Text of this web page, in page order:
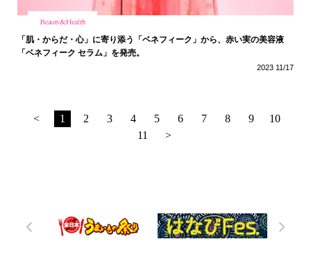
「肌・からだ・心」に寄り添う「ベネフィーク」から、赤い実の美容液
「ベネフィーク セラム」を発売。
2023 11/17
< 1 2 3 4 5 6 7 8 9
10
11
>